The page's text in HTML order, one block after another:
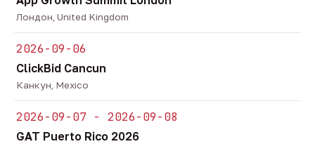
Лондон, United Kingdom
2026-09-06
ClickBid Cancun
Канкун, Mexico
2026-09-07 - 2026-09-08
GAT Puerto Rico 2026